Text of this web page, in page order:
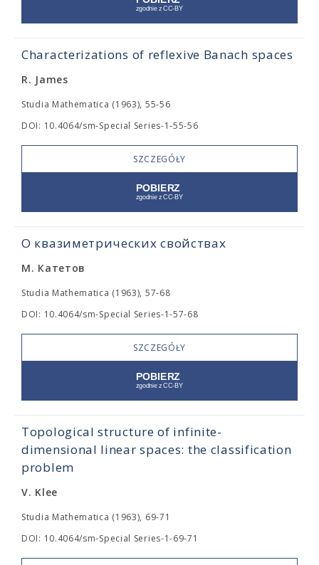
Characterizations of reflexive Banach spaces
R. James
Studia Mathematica (1963), 55-56
DOI: 10.4064/sm-Special Series-1-55-56
SZCZEGÓŁY
О квазиметрических свойствах
М. Катетов
Studia Mathematica (1963), 57-68
DOI: 10.4064/sm-Special Series-1-57-68
SZCZEGÓŁY
Topological structure of infinite-
dimensional linear spaces: the classification
problem
V. Klee
Studia Mathematica (1963), 69-71
DOI: 10.4064/sm-Special Series-1-69-71